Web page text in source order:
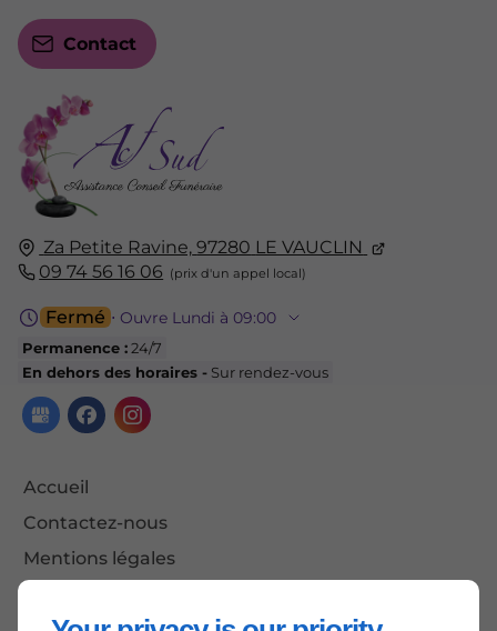
Za Petite Ravine, 97280 LE VAUCLIN
09 74 56 16 06
Fermé ⋅ Ouvre Lundi à 09:00
Permanence :24/7
En dehors des horaires - Sur rendez-vous
Accueil
Contactez-nous
Mentions légales
Contact